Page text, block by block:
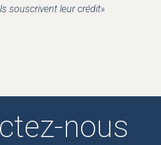
souscrivent leur crédit»
nous